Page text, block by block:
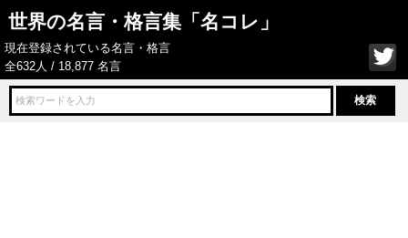
世界の名言・格言集「名コレ」
現在登録されている名言・格言
全632人 / 18,877 名言